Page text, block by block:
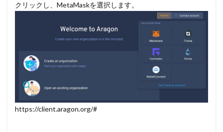
クリックし、MetaMaskを選択します。
https://client.aragon.org/#